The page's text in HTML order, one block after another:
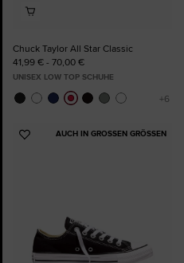
Chuck Taylor All Star Classic
41,99 € - 70,00 €
UNISEX LOW TOP SCHUHE
AUCH IN GROSSEN GRÖSSEN
Zu